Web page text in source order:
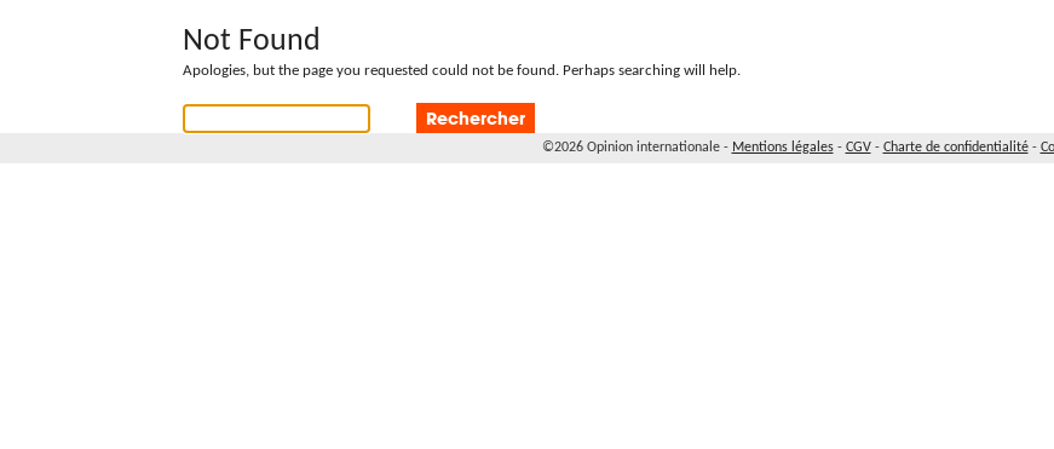
Not Found
Apologies, but the page you requested could not be found. Perhaps searching will help.
Rechercher :
©2026 Opinion internationale - Mentions légales- CGV- Charte de confidentialité-